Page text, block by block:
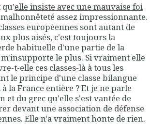
qu'elle insiste avec une mauvaise foi
assez impressionnante.
européennes sont autant de
plus aisés, c'est toujours la
habituelle d'une partie de la
m'insupporte le plus. Si vraiment elle
t-elle ces classes-là à tous les
le principe d'une classe bilangue
la France entière ? Et je ne parle
et du grec qu'elle s'est vantée de
devant une association de défense
Elle n'a vraiment honte de rien.